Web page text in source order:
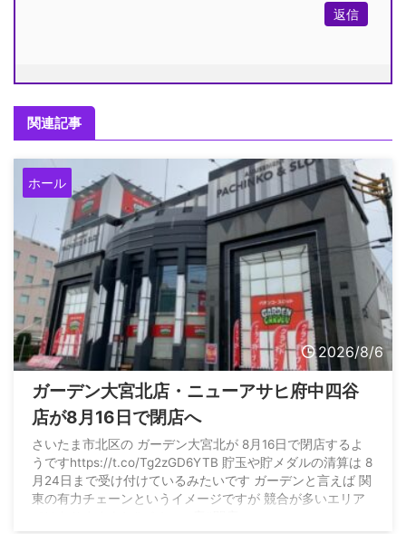
返信
関連記事
ホール
2026/8/6
ガーデン大宮北店・ニューアサヒ府中四谷
店が8月16日で閉店へ
さいたま市北区の ガーデン大宮北が 8月16日で閉店するよ
うですhttps://t.co/Tg2zGD6YTB 貯玉や貯メダルの清算は 8
月24日まで受け付けているみたいです ガーデンと言えば 関
東の有力チェーンというイメージですが 競合が多いエリア